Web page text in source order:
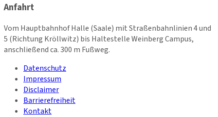
Anfahrt
Vom Hauptbahnhof Halle (Saale) mit Straßenbahnlinien 4 und
5 (Richtung Kröllwitz) bis Haltestelle Weinberg Campus,
anschließend ca. 300 m Fußweg.
Datenschutz
Impressum
Disclaimer
Barrierefreiheit
Kontakt